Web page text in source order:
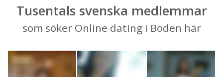
Tusentals svenska medlemmar
som söker Online dating i Boden här